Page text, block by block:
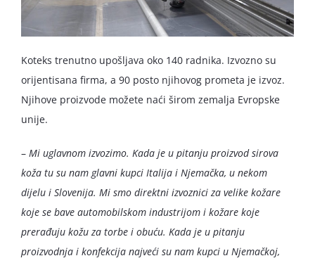
Koteks trenutno upošljava oko 140 radnika. Izvozno su
orijentisana firma, a 90 posto njihovog prometa je izvoz.
Njihove proizvode možete naći širom zemalja Evropske
unije.
– Mi uglavnom izvozimo. Kada je u pitanju proizvod sirova
koža tu su nam glavni kupci Italija i Njemačka, u nekom
dijelu i Slovenija. Mi smo direktni izvoznici za velike kožare
koje se bave automobilskom industrijom i kožare koje
prerađuju kožu za torbe i obuću. Kada je u pitanju
proizvodnja i konfekcija najveći su nam kupci u Njemačkoj,